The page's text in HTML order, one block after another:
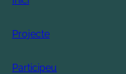
Projecte
Participeu